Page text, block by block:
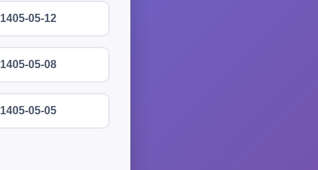
1405-05-12
1405-05-08
1405-05-05